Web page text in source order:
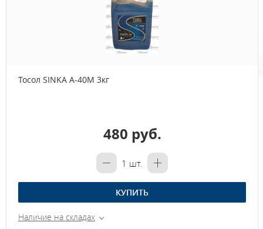
Тосол SINKA А-40М 3кг
480 руб.
1 шт.
КУПИТЬ
Наличие на складах